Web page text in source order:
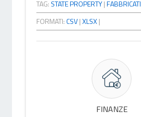
TAG: STATE PROPERTY|FABBRICATI
FORMATI:CSV|XLSX|
FINANZE